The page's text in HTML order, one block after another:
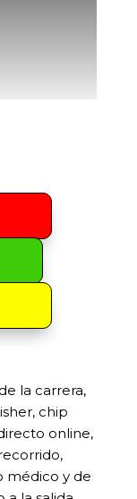
la carrera,
chip
online,
médico y de